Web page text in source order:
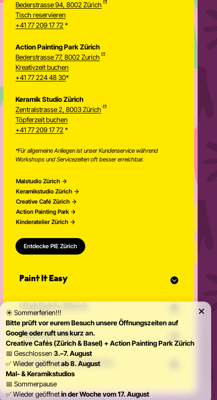
Newsletter
Bederstrasse 94, 8002 Zürich
Tisch reservieren
+41 77 209 17 72 *
Action Painting Park Zürich
Bederstrasse 77, 8002 Zurich
Kreativzeit buchen
+41 77 224 48 30*
Keramik Studio Zürich
Zentralstrasse 2, 8003 Zürich
Töpferzeit buchen
+41 77 209 17 72 *
*Für allgemeine Anliegen ist unser Kundenservice während
Workshops und Servicezeiten oft besser erreichbar.
Malstudio Zürich
Keramikstudio Zürich
Creative Café Zürich
Action Painting Park
Kinderatelier Zürich
Entdecke PIE Zürich
Paint It Easy
Eventplaner für Feiern
Studio Classes
Offenes Atelier
Community Events
Unser Team
News
Kontakt
Highlights Zürich
Malkurs
Malen für Erwachsene
Action Painting
Graffitikurse
Töpferkurse
Töpfern auf der Drehscheibe
Keramikkurs
Highlights Basel
Malkurs
Malen für Erwachsene
Action Painting
Graffitikurse
Töpferkurse
Private Feiern & Events
Teamevents
Birthday Parties
☀️ Sommerferien!!!
Bitte prüft vor eurem Besuch unsere Öffnungszeiten auf
Google oder ruft uns kurz an.
Creative Cafés (Zürich & Basel) + Action Painting Park Zürich
📅 Geschlossen 3.–7. August
✅ Wieder geöffnetab 8. August
Mal- & Keramikstudios
📅 Sommerpause
✅ Wieder geöffnetin der Woche vom 17. August